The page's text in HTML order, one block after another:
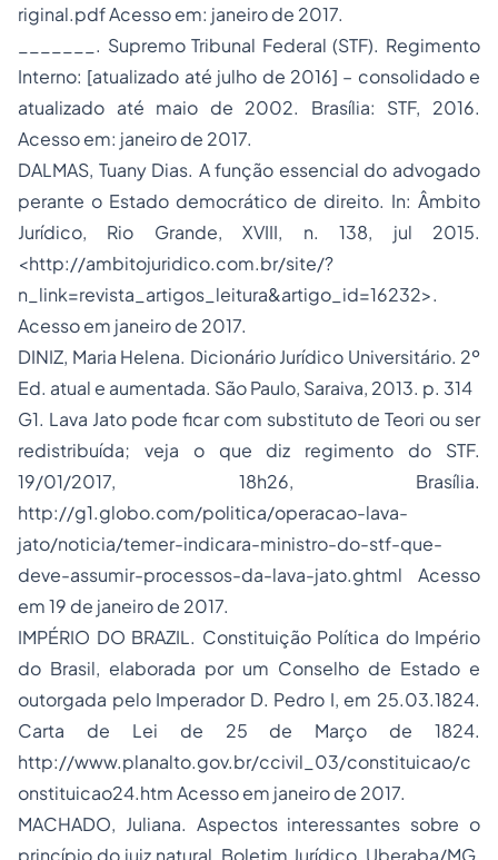
riginal.pdf Acesso em: janeiro de 2017.
_______. Supremo Tribunal Federal (STF). Regimento
Interno: [atualizado até julho de 2016] – consolidado e
atualizado até maio de 2002. Brasília: STF, 2016.
Acesso em: janeiro de 2017.
DALMAS, Tuany Dias. A função essencial do advogado
perante o Estado democrático de direito. In: Âmbito
Jurídico, Rio Grande, XVIII, n. 138, jul 2015.
<http://ambitojuridico.com.br/site/?
n_link=revista_artigos_leitura&artigo_id=16232>.
Acesso em janeiro de 2017.
DINIZ, Maria Helena. Dicionário Jurídico Universitário. 2º
Ed. atual e aumentada. São Paulo, Saraiva, 2013. p. 314
G1. Lava Jato pode ficar com substituto de Teori ou ser
redistribuída; veja o que diz regimento do STF.
19/01/2017, 18h26, Brasília.
http://g1.globo.com/politica/operacao-lava-
jato/noticia/temer-indicara-ministro-do-stf-que-
deve-assumir-processos-da-lava-jato.ghtml Acesso
em 19 de janeiro de 2017.
IMPÉRIO DO BRAZIL. Constituição Política do Império
do Brasil, elaborada por um Conselho de Estado e
outorgada pelo Imperador D. Pedro I, em 25.03.1824.
Carta de Lei de 25 de Março de 1824.
http://www.planalto.gov.br/ccivil_03/constituicao/c
onstituicao24.htm Acesso em janeiro de 2017.
MACHADO, Juliana. Aspectos interessantes sobre o